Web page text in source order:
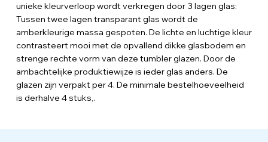
unieke kleurverloop wordt verkregen door 3 lagen glas:
Tussen twee lagen transparant glas wordt de
amberkleurige massa gespoten. De lichte en luchtige kleur
contrasteert mooi met de opvallend dikke glasbodem en
strenge rechte vorm van deze tumbler glazen. Door de
ambachtelijke produktiewijze is ieder glas anders. De
glazen zijn verpakt per 4. De minimale bestelhoeveelheid
is derhalve 4 stuks,.